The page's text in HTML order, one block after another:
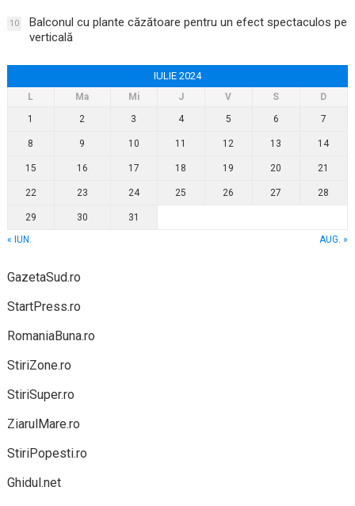
10
Balconul cu plante căzătoare pentru un efect spectaculos pe
verticală
IULIE 2024
L Ma Mi J V S
D
1
2 3 4 5 6 7
8 9 10 11 12 13 14
15 16 17 18 19 20 21
22 23 24 25 26 27 28
29 30
31
« IUN.
AUG. »
GazetaSud.ro
StartPress.ro
RomaniaBuna.ro
StiriZone.ro
StiriSuper.ro
ZiarulMare.ro
StiriPopesti.ro
Ghidul.net